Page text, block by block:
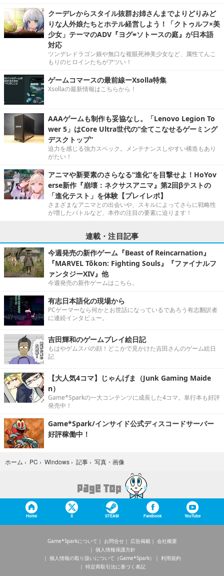
クーデレからスタイル抜群お姉さんまでよりどりみど
りな人外娘たちとホテル経営しよう！「クトゥルフ×美
少女」テーマのADV『ヨグ=ソトースの庭』が日本語
対応
ツンデレドラゴン娘や無口な複眼死神美少女など、属性てんこ
もりのヒロインたちがアツい！
ゲームコマースの最前線ーXsolla特集
Xsollaの最新情報はこちらから！
AAAゲームも制作も妥協なし。「Lenovo Legion To
wer 5」はCore Ultra世代の“全てこなせるゲーミング
デスクトップ”
迫力を感じる強力スペック。メンテナンスしやすい構造もあり
がたい！
アニマや新要素のさらなる“進化”を目撃せよ！HoYov
erse新作『崩壊：ネクサスアニマ』第2回βテストの
「進化テスト」を体験【プレイレポ】
さまざまなアニマとの出会いや、スキルによってさらに戦略性
が増したバトルなど、本作の注目の要素に迫ります！
連載・注目記事
今週発売の新作ゲーム『Beast of Reincarnation』
『MARVEL Tōkon: Fighting Souls』『ファイナルフ
ァンタジーXIV』他
今週発売の新作ゲームはこちら。
有志日本語化の現場から
PCゲーマーなら何かとお世話になっているであろう有志翻訳者
に連続インタビュー。
吉田輝和のゲームプレイ絵日記
もはやゲムスパの顔！どこかで見かけた吉田さんのゲーム絵日
記
【大人気4コマ】じゃんげま（Junk Gaming Maide
n）
Game*Sparkの一大コンテンツに成長した4コマ。単行本も好評
発売中！
Game*Spark/インサイド公式ディスコードサーバー
好評稼働中！
ホーム › PC › Windows › 記事 › 写真・画像
Home X STEAM Facebook YouTube
Game*Sparkについて お問合せ 広告掲載
会社概要
個人情報保護方針
個人情報の取り扱いについて（Game*Spark）
利用規約
特定商取引法に基づく表記